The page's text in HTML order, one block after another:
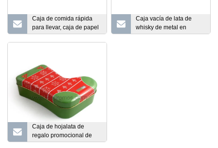
Caja de comida rápida
para llevar, caja de papel
de aluminio desechable,
capacidad dorada, se
redondo, papel de
aluminio de alta calidad
Caja vacía de lata de
whisky de metal en
relieve 3D para embalaje
Caja de hojalata de
regalo promocional de
bebidas de alimentos de